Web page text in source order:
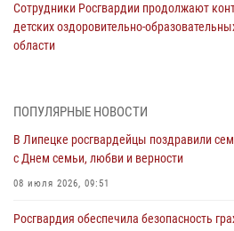
Сотрудники Росгвардии продолжают
детских оздоровительно-
области
Лекция по финансовой грамотности
30 июля 2026, 15:25
В Управлении Росгвардии по Липецкой
29 июля 2026, 15:05
ПОПУЛЯРНЫЕ НОВОСТИ
В Липецке росгвардейцы поздравили
с Днем семьи, любви и верности
08 июля 2026, 09:51
Росгвардия обеспечила безопасность